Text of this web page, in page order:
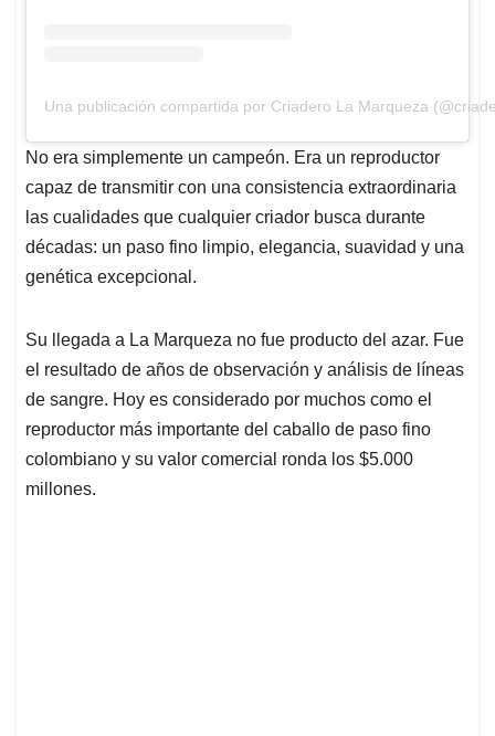
Una publicación compartida por Criadero La Marqueza
No era simplemente un campeón. Era un reproductor
capaz de transmitir con una consistencia extraordinaria
las cualidades que cualquier criador busca durante
décadas: un paso fino limpio, elegancia, suavidad y una
genética excepcional.
Su llegada a La Marqueza no fue producto del azar. Fue
el resultado de años de observación y análisis de líneas
de sangre. Hoy es considerado por muchos como el
reproductor más importante del caballo de paso fino
colombiano y su valor comercial ronda los $5.000
millones.